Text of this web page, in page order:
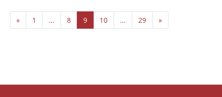
« 1 ... 8 9 10 ... 29 »